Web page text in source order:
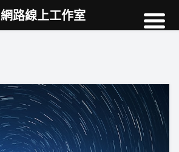
高雄網頁設計
網站SEO
NEWS
教學
網路線上工作室